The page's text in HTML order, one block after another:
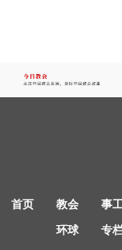
首页 教会 事
环球 专